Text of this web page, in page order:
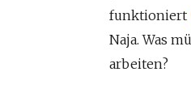
funktioniert
Naja. Was
arbeiten?